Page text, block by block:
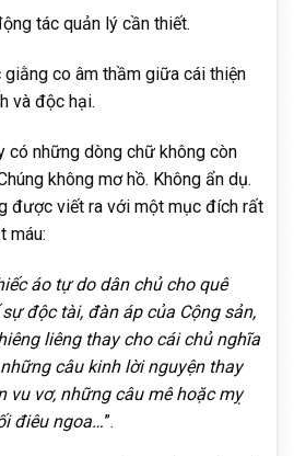
tác quản lý cần thiết.
giằng co âm thầm giữa cái thiện
và độc hại.
có những dòng chữ không còn
không mơ hồ. Không ẩn dụ.
được viết ra với một mục đích rất
máu:
áo tự do dân chủ cho quê
độc tài, đàn áp của Cộng sản,
liêng thay cho cái chủ nghĩa
câu kinh lời nguyện thay
vu vơ, những câu mê hoặc mỵ
điêu ngoa…”.